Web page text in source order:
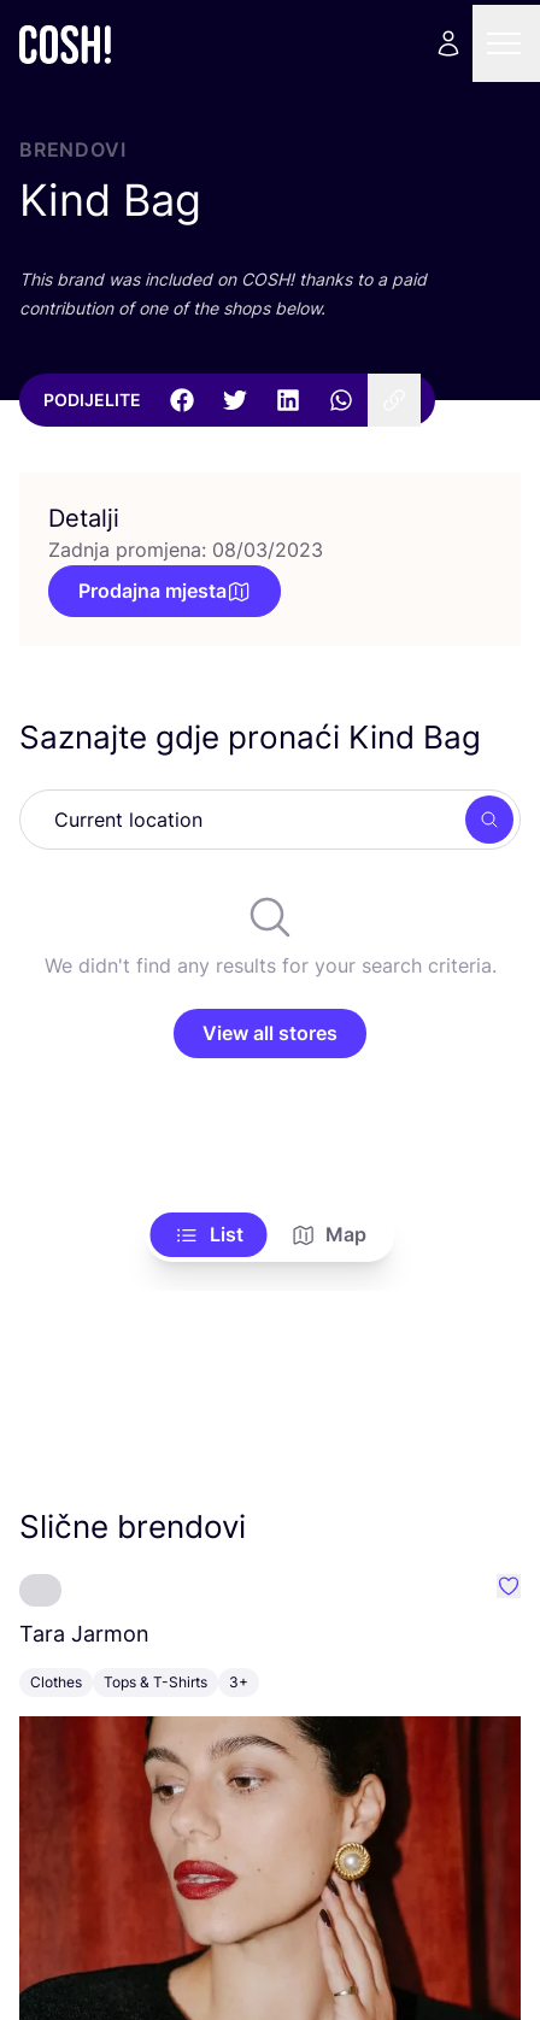
BRENDOVI
Kind Bag
This brand was inclu­ded on COSH! than­ks to a paid
con­tri­bu­ti­on of one of the shops below.
PODIJELITE
Detalji
Zadnja promjena: 08/03/2023
Prodajna mjesta
Saznajte gdje pronaći Kind Bag
We didn't find any results for your search criteria.
View all stores
List Map
Slične brendovi
Tara Jarmon
Clothes Tops & T-Shirts 3+